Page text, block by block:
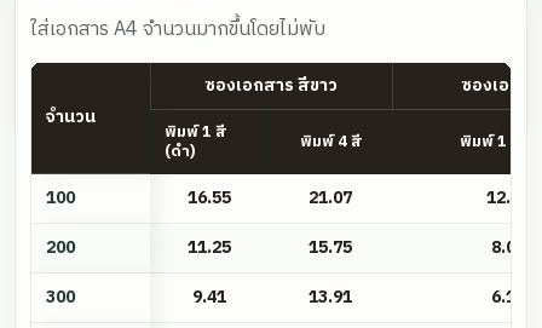
ใส่เอกสาร A4 จำนวนมากขึ้นโดยไม่พับ
ซอง
10
13
จำนวน
ซองเอกสาร สีขาว ซองเอกส
พิมพ์ 1 สี
(ดำ) พิมพ์ 4 สี พิมพ์ 1 สี (
100 16.55 21.07
12.75
200
11.25 15.75
8.07
300
9.41 13.91
6.15